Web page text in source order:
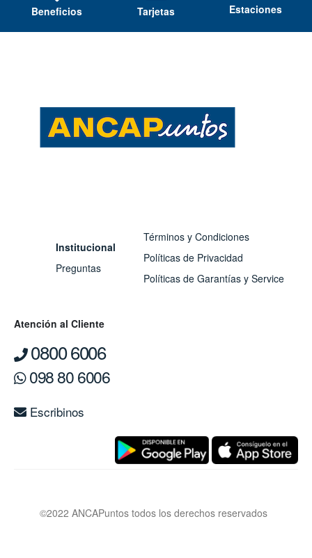
Beneficios Tarjetas Estaciones
Institucional
Preguntas
Términos y Condiciones
Políticas de Privacidad
Políticas de Garantías y Service
Atención al Cliente
0800 6006
098 80 6006
Escribinos
©2022 ANCAPuntos todos los derechos reservados